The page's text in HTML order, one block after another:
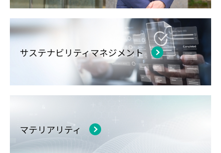
サステナビリティマネジメント
マテリアリティ